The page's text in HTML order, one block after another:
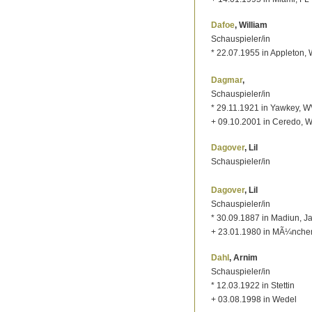
Dafoe, William
Schauspieler/in
* 22.07.1955 in Appleton,
Dagmar,
Schauspieler/in
* 29.11.1921 in Yawkey,
+ 09.10.2001 in Ceredo,
Dagover, Lil
Schauspieler/in
Dagover, Lil
Schauspieler/in
* 30.09.1887 in Madiun,
+ 23.01.1980 in
Dahl , Arnim
Schauspieler/in
* 12.03.1922 in Stettin
+ 03.08.1998 in Wedel